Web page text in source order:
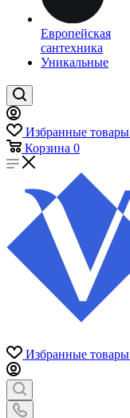
Европейская
сантехника
Уникальные
Избранные товары
Корзина 0
Избранные товары